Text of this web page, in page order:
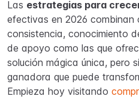
Las estrategias para
efectivas en 2026
consistencia, conocimiento
de apoyo como las que
solución mágica única, pero
ganadora que puede
Empieza hoy visitando